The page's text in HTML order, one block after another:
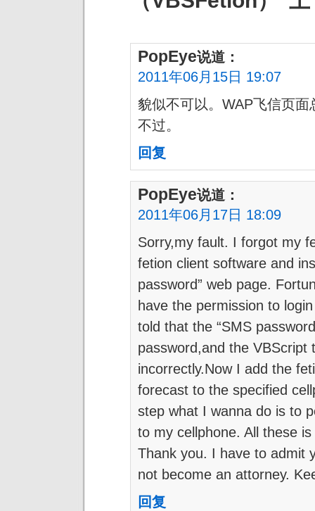
PopEye说道：
2011年06月15日 19:07
貌似不可以。WAP飞信页面
不过。
回复
PopEye说道：
2011年06月17日 18:09
Sorry,my fault. I forgot my
fetion client software and
password” web page.
have the permission to
told that the “SMS
password,and the VBScript
incorrectly.Now I add the
forecast to the specified
step what I wanna do is to
to my cellphone. All these
Thank you. I have to admit
not become an attorney.
回复